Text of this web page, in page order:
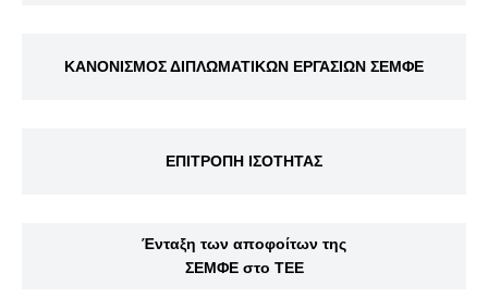
ΚΑΝΟΝΙΣΜΟΣ ΔΙΠΛΩΜΑΤΙΚΩΝ ΕΡΓΑΣΙΩΝ ΣΕΜΦΕ
ΕΠΙΤΡΟΠΗ ΙΣΟΤΗΤΑΣ
Ένταξη των αποφοίτων της
ΣΕΜΦΕ στο ΤΕΕ